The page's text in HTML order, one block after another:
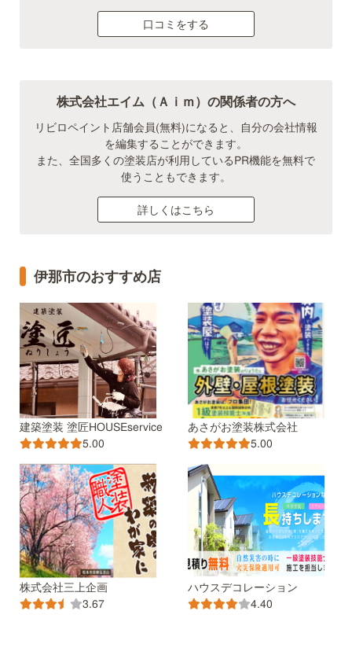
口コミをする
株式会社エイム（Ａｉｍ）の関係者の方へ
リビロペイント店舗会員(無料)になると、自分の会社情報
を編集することができます。
また、全国多くの塗装店が利用しているPR機能を無料で
使うこともできます。
詳しくはこちら
伊那市のおすすめ店
建築塗装 塗匠HOUSEservice
5.00
あさがお塗装株式会社
5.00
株式会社三上企画
3.67
ハウスデコレーション
4.40